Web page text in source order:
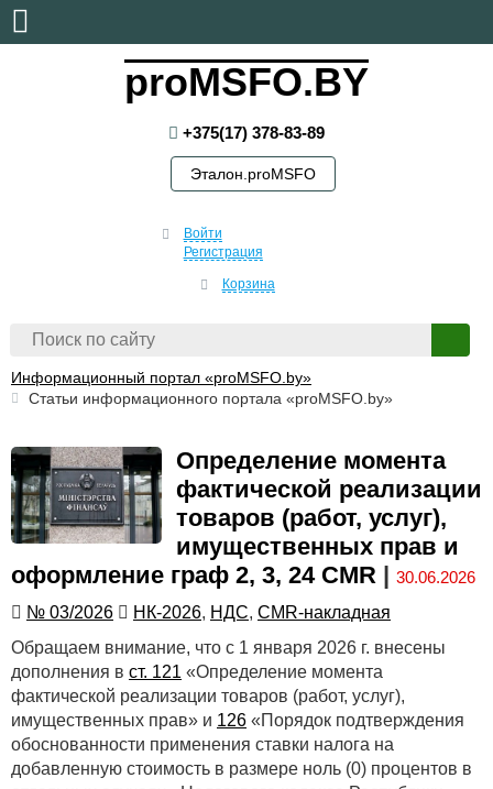
proMSFO.BY
+375(17) 378-83-89
Эталон.proMSFO
Войти
Регистрация
Корзина
Информационный портал «proMSFO.by»
Статьи информационного портала «proMSFO.by»
Определение момента
фактической реализации
товаров (работ, услуг),
имущественных прав и
оформление граф 2, 3, 24 CMR
30.06.2026
№ 03/2026
НК-2026, НДС, CMR-накладная
Обращаем внимание, что с 1 января 2026 г. внесены
дополнения в ст. 121 «Определение момента
фактической реализации товаров (работ, услуг),
имущественных прав» и 126 «Порядок подтверждения
обоснованности применения ставки налога на
добавленную стоимость в размере ноль (0) процентов в